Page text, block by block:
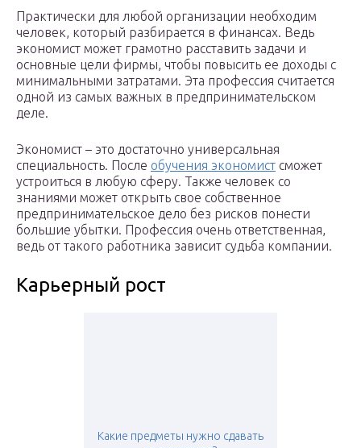
Практически для любой организации необходим
человек, который разбирается в финансах. Ведь
экономист может грамотно расставить задачи и
основные цели фирмы, чтобы повысить ее доходы с
минимальными затратами. Эта профессия считается
одной из самых важных в предпринимательском
деле.
Экономист – это достаточно универсальная
специальность. После обучения экономист сможет
устроиться в любую сферу. Также человек со
знаниями может открыть свое собственное
предпринимательское дело без рисков понести
большие убытки. Профессия очень ответственная,
ведь от такого работника зависит судьба компании.
Карьерный рост
Какие предметы нужно сдавать